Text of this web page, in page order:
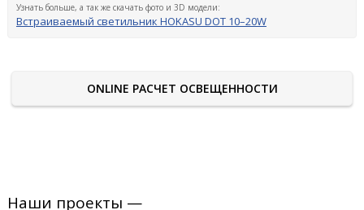
Узнать больше, а так же скачать фото и 3D модели:
Встраиваемый светильник HOKASU DOT 10–20W
ONLINE РАСЧЕТ ОСВЕЩЕННОСТИ
Наши проекты —